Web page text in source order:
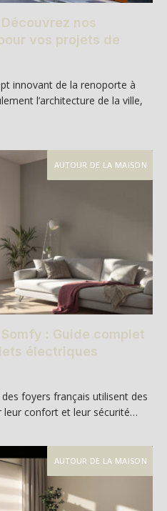
nos
vos projets de
innovant de la renoporte à
l’architecture de la ville,
AUTOUR DE LA MAISON
: Guide complet
électriques
foyers français utilisent des
confort et leur sécurité…
AUTOUR DE LA MAISON